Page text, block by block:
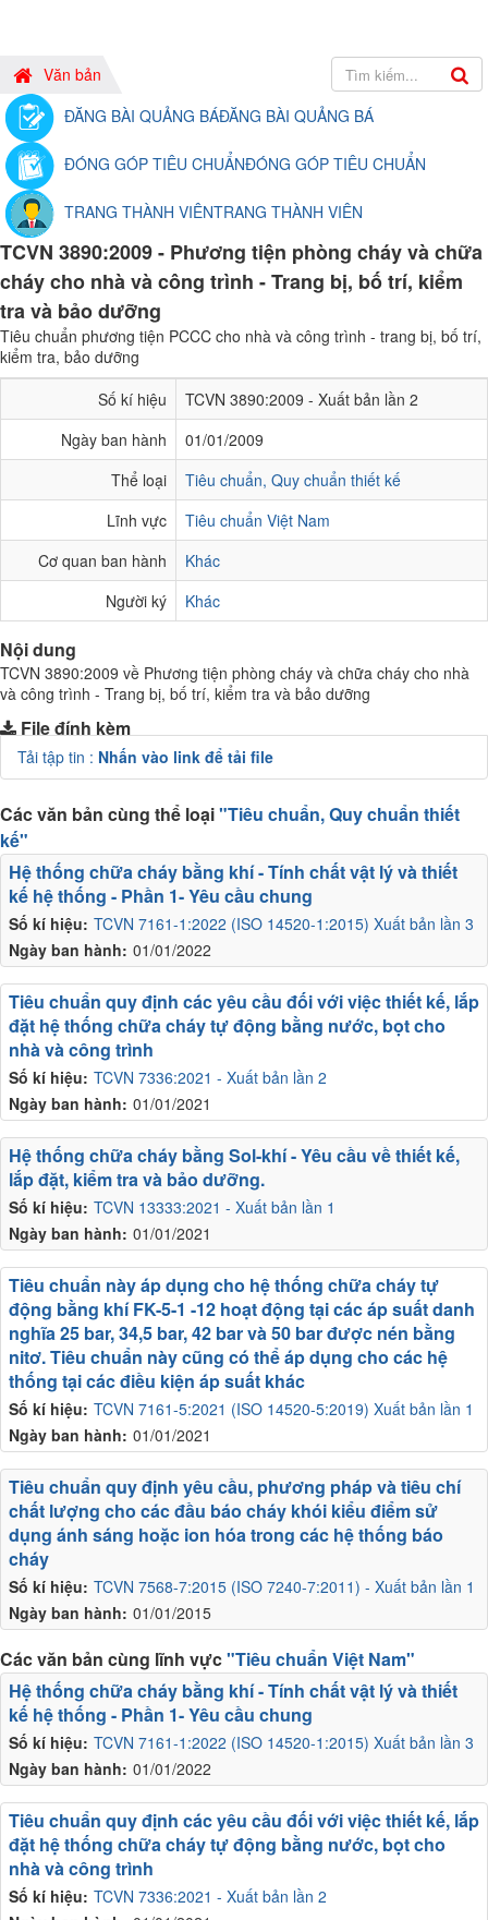
Văn bản
ĐĂNG BÀI QUẢNG BÁĐĂNG BÀI QUẢNG BÁ
ĐÓNG GÓP TIÊU CHUẨNĐÓNG GÓP TIÊU CHUẨN
TRANG THÀNH VIÊNTRANG THÀNH VIÊN
TCVN 3890:2009 - Phương tiện phòng cháy và chữa
cháy cho nhà và công trình - Trang bị, bố trí, kiểm
tra và bảo dưỡng
Tiêu chuẩn phương tiện PCCC cho nhà và công trình - trang bị, bố trí,
kiểm tra, bảo dưỡng
Số kí hiệu
TCVN 3890:2009 - Xuất bản lần 2
Ngày ban hành
01/01/2009
Thể loại
Tiêu chuẩn, Quy chuẩn thiết kế
Lĩnh vực
Tiêu chuẩn Việt Nam
Cơ quan ban hành
Khác
Người ký
Khác
Nội dung
TCVN 3890:2009 về Phương tiện phòng cháy và chữa cháy cho nhà
và công trình - Trang bị, bố trí, kiểm tra và bảo dưỡng
File đính kèm
Tải tập tin : Nhấn vào link để tải file
Các văn bản cùng thể loại"Tiêu chuẩn, Quy chuẩn thiết
kế"
Số kí hiệu: TCVN 7161-1:2022 (ISO 14520-1:2015) Xuất bản lần 3
Ngày ban hành: 01/01/2022
Hệ thống chữa cháy bằng khí - Tính chất vật lý và thiết
kế hệ thống - Phần 1- Yêu cầu chung
Số kí hiệu: TCVN 7336:2021 - Xuất bản lần 2
Ngày ban hành: 01/01/2021
Tiêu chuẩn quy định các yêu cầu đối với việc thiết kế, lắp
đặt hệ thống chữa cháy tự động bằng nước, bọt cho
nhà và công trình
Số kí hiệu: TCVN 13333:2021 - Xuất bản lần 1
Ngày ban hành: 01/01/2021
Hệ thống chữa cháy bằng Sol-khí - Yêu cầu về thiết kế,
lắp đặt, kiểm tra và bảo dưỡng.
Số kí hiệu: TCVN 7161-5:2021 (ISO 14520-5:2019) Xuất bản lần 1
Ngày ban hành: 01/01/2021
Tiêu chuẩn này áp dụng cho hệ thống chữa cháy tự
động bằng khí FK-5-1 -12 hoạt động tại các áp suất danh
nghĩa 25 bar, 34,5 bar, 42 bar và 50 bar được nén bằng
nitơ. Tiêu chuẩn này cũng có thể áp dụng cho các hệ
thống tại các điều kiện áp suất khác
Số kí hiệu: TCVN 7568-7:2015 (ISO 7240-7:2011) - Xuất bản lần 1
Ngày ban hành: 01/01/2015
Tiêu chuẩn quy định yêu cầu, phương pháp và tiêu chí
chất lượng cho các đầu báo cháy khói kiểu điểm sử
dụng ánh sáng hoặc ion hóa trong các hệ thống báo
cháy
Các văn bản cùng lĩnh vực"Tiêu chuẩn Việt Nam"
Số kí hiệu: TCVN 7161-1:2022 (ISO 14520-1:2015) Xuất bản lần 3
Ngày ban hành: 01/01/2022
Hệ thống chữa cháy bằng khí - Tính chất vật lý và thiết
kế hệ thống - Phần 1- Yêu cầu chung
Số kí hiệu: TCVN 7336:2021 - Xuất bản lần 2
Tiêu chuẩn quy định các yêu cầu đối với việc thiết kế, lắp
đặt hệ thống chữa cháy tự động bằng nước, bọt cho
nhà và công trình